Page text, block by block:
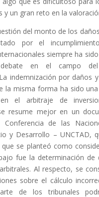
y un gran reto en la
del monto de los
por el
siempre ha
en el campo del
indemnización por daños
la misma forma ha sido
el arbitraje de
resume mejor en un
de las
y Desarrollo – UNCTAD,
se planteó como
fue la determinación de
Al respecto, se
sobre el cálculo
de los tribunales